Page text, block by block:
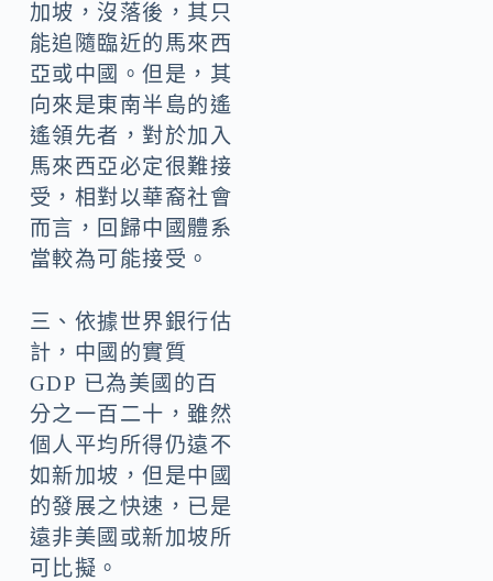
加坡，沒落後，其只
能追隨臨近的馬來西
亞或中國。但是，其
向來是東南半島的遙
遙領先者，對於加入
馬來西亞必定很難接
受，相對以華裔社會
而言，回歸中國體系
當較為可能接受。
三、依據世界銀行估
計，中國的實質
GDP 已為美國的百
分之一百二十，雖然
個人平均所得仍遠不
如新加坡，但是中國
的發展之快速，已是
遠非美國或新加坡所
可比擬。